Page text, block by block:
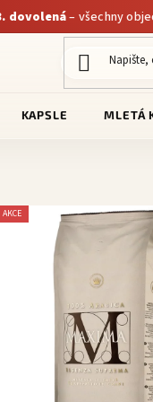
dovolená– všechny
KAPSLE MLETÁ
AKCE